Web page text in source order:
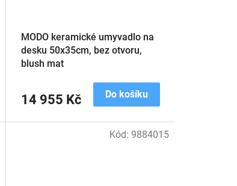
MODO keramické umyvadlo na
desku 50x35cm, bez otvoru,
blush mat
14 955 Kč Do košíku
Kód: 9884015